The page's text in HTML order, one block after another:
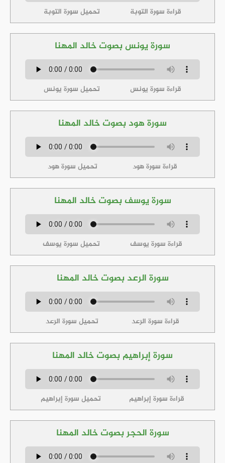
قراءة سورة التوبة تحميل سورة التوبة
سورة يونس بصوت خالد المهنا
قراءة سورة يونس تحميل سورة يونس
سورة هود بصوت خالد المهنا
قراءة سورة هود تحميل سورة هود
سورة يوسف بصوت خالد المهنا
قراءة سورة يوسف تحميل سورة يوسف
سورة الرعد بصوت خالد المهنا
قراءة سورة الرعد تحميل سورة الرعد
سورة إبراهيم بصوت خالد المهنا
قراءة سورة إبراهيم تحميل سورة إبراهيم
سورة الحجر بصوت خالد المهنا